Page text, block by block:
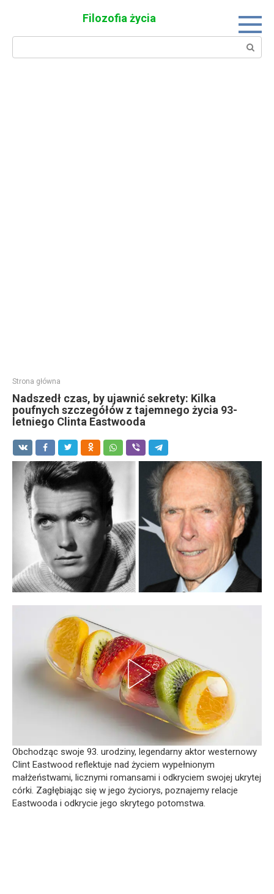
Filozofia życia
Search:
Strona główna
Nadszedł czas, by ujawnić sekrety: Kilka
poufnych szczegółów z tajemnego życia 93-
letniego Clinta Eastwooda
Obchodząc swoje 93. urodziny, legendarny aktor westernowy
Clint Eastwood reflektuje nad życiem wypełnionym
małżeństwami, licznymi romansami i odkryciem swojej ukrytej
córki. Zagłębiając się w jego życiorys, poznajemy relacje
Eastwooda i odkrycie jego skrytego potomstwa.